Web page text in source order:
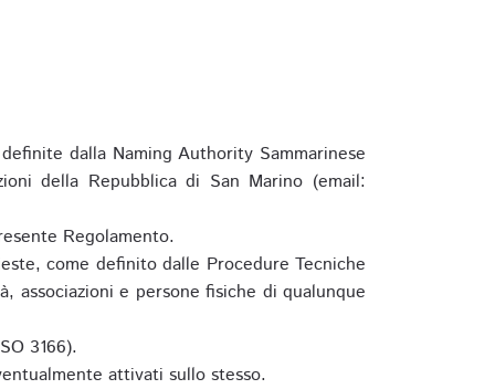
dalla Naming Authority Sammarinese
della Repubblica di San Marino (email:
Regolamento.
come definito dalle Procedure Tecniche
associazioni e persone fisiche di qualunque
3166).
attivati sullo stesso.